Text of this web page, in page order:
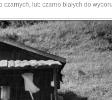
czarnych, lub czarno białych do